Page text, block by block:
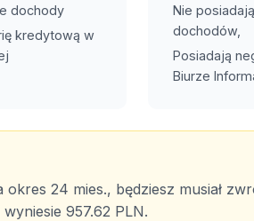
dochody
kredytową w
Nie
dochodów,
Posiadają
Biurze
24 mies., będziesz musiał
957.62 PLN.